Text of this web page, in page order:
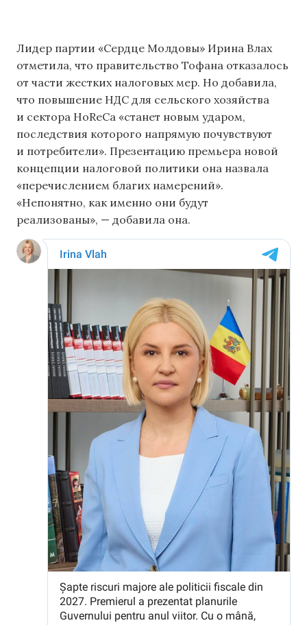
Лидер партии «Сердце Молдовы» Ирина Влах
отметила, что правительство Тофана отказалось
от части жестких налоговых мер. Но добавила,
что повышение НДС для сельского хозяйства
и сектора HoReCa «станет новым ударом,
последствия которого напрямую почувствуют
и потребители». Презентацию премьера новой
концепции налоговой политики она назвала
«перечислением благих намерений».
«Непонятно, как именно они будут
реализованы», — добавила она.